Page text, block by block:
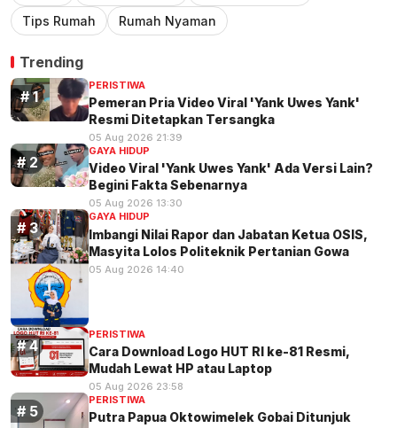
Tips Rumah
Rumah Nyaman
Trending
PERISTIWA
Pemeran Pria Video Viral 'Yank Uwes Yank'
Resmi Ditetapkan Tersangka
05 Aug 2026 21:39
GAYA HIDUP
Video Viral 'Yank Uwes Yank' Ada Versi Lain?
Begini Fakta Sebenarnya
05 Aug 2026 13:30
GAYA HIDUP
Imbangi Nilai Rapor dan Jabatan Ketua OSIS,
Masyita Lolos Politeknik Pertanian Gowa
05 Aug 2026 14:40
PERISTIWA
Cara Download Logo HUT RI ke-81 Resmi,
Mudah Lewat HP atau Laptop
05 Aug 2026 23:58
PERISTIWA
Putra Papua Oktowimelek Gobai Ditunjuk